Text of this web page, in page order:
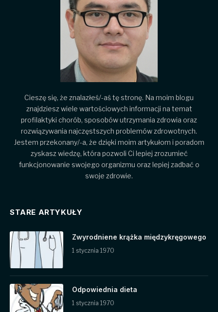
Cieszę się, że znalazłeś/-aś tę stronę. Na moim blogu
znajdziesz wiele wartościowych informacji na temat
profilaktyki chorób, sposobów utrzymania zdrowia oraz
rozwiązywania najczęstszych problemów zdrowotnych.
Jestem przekonany/-a, że dzięki moim artykułom i poradom
zyskasz wiedzę, która pozwoli Ci lepiej zrozumieć
funkcjonowanie swojego organizmu oraz lepiej zadbać o
swoje zdrowie.
STARE ARTYKUŁY
Zwyrodniene krążka międzykręgowego
1 stycznia 1970
Odpowiednia dieta
1 stycznia 1970